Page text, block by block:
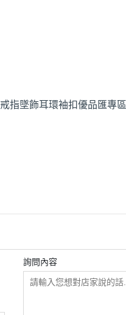
戒指墜飾耳環袖扣優品匯專區
詢問內容